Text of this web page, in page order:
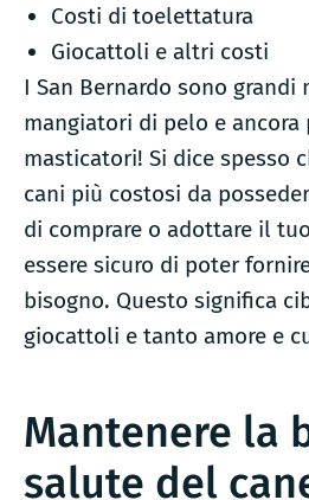
Costi di toelettatura
Giocattoli e altri costi
I San Bernardo sono grandi
mangiatori di pelo e ancora
masticatori! Si dice spesso
cani più costosi da
di comprare o adottare il
essere sicuro di poter
bisogno. Questo significa
giocattoli e tanto amore e
Mantenere la
salute del